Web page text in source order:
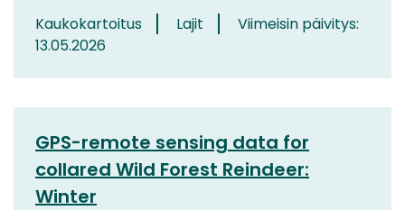
Kaukokartoitus Lajit
Viimeisin päivitys:
13.05.2026
GPS-remote sensing data for
collared Wild Forest Reindeer:
Winter